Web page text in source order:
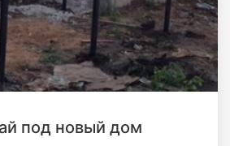
под новый дом